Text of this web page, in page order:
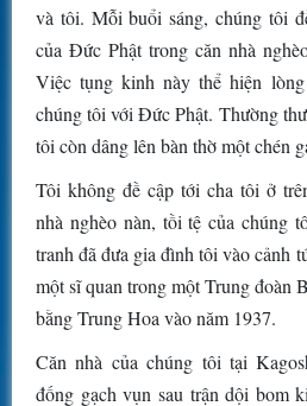
và tôi. Mỗi buổi sáng, chúng tôi
của Đức Phật trong căn nhà
Việc tụng kinh này thể hiện
chúng tôi với Đức Phật. Thường
tôi còn dâng lên bàn thờ một chén
Tôi không đề cập tới cha tôi ở
nhà nghèo nàn, tồi tệ của chúng
tranh đã đưa gia đình tôi vào cảnh
một sĩ quan trong một Trung đoàn
bằng Trung Hoa vào năm 1937.
Căn nhà của chúng tôi tại
đống gạch vụn sau trận dội bom